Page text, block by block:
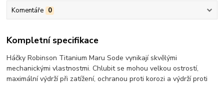
Komentáře 0
Kompletní specifikace
Háčky Robinson Titanium Maru Sode vynikají skvělými
mechanickými vlastnostmi. Chlubit se mohou velkou ostrostí,
maximální výdrží při zatížení, ochranou proti korozi a výdrží proti